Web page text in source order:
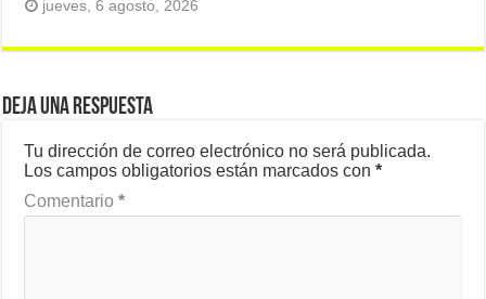
jueves, 6 agosto, 2026
Deja una respuesta
Tu dirección de correo electrónico no será publicada.
Los campos obligatorios están marcados con*
Comentario*